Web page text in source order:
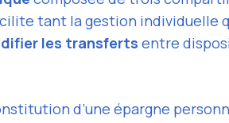
tant la gestion individuelle
les transferts entre
d’une épargne